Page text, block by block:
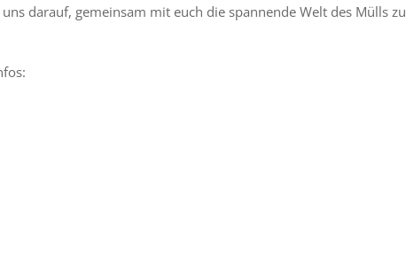
darauf, gemeinsam mit euch die spannende Welt des Mülls zu